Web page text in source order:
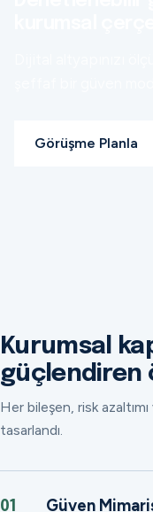
Görüşme Planla
Kurumsal
güçlendiren
Her bileşen, risk
tasarlandı.
01 Güven